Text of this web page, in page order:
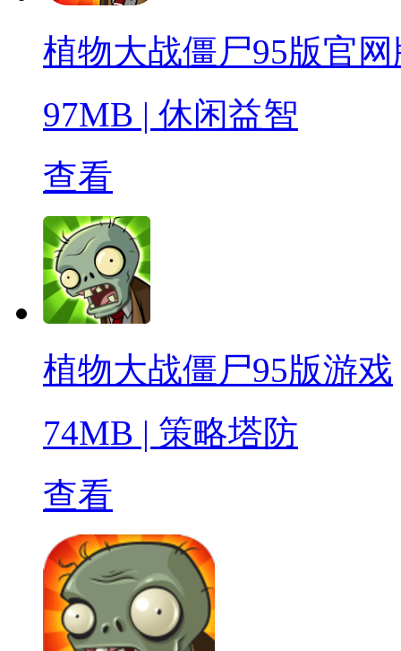
植物大战僵尸95版官网
97MB | 休闲益智
查看
植物大战僵尸95版游戏
74MB | 策略塔防
查看